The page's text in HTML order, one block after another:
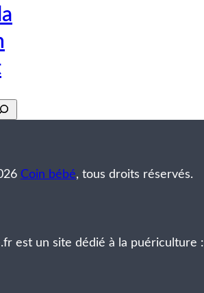
Coin bébé, tous droits réservés.
est un site dédié à la puériculture :